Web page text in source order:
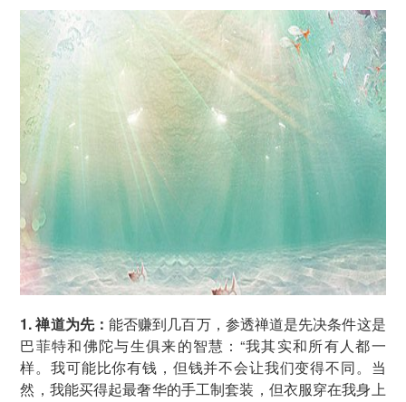
1. 禅道为先： 能否赚到几百万，参透禅道是先决条件这是
巴菲特和佛陀与生俱来的智慧：“我其实和所有人都一
样。我可能比你有钱，但钱并不会让我们变得不同。当
然，我能买得起最奢华的手工制套装，但衣服穿在我身上